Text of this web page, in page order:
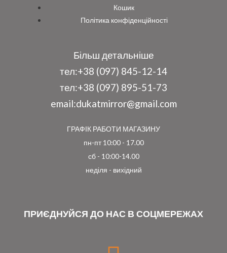
Кошик
Політика конфіденційності
Більш детальніше
тел:+38 (097) 845-12-14
тел:+38 (097) 895-51-73
email:dukatmirror@gmail.com
ГРАФІК РАБОТИ МАГАЗИНУ
пн-пт 10:00 - 17.00
сб - 10:00-14.00
неділя - вихідний
ПРИЄДНУЙСЯ ДО НАС В СОЦМЕРЕЖАХ